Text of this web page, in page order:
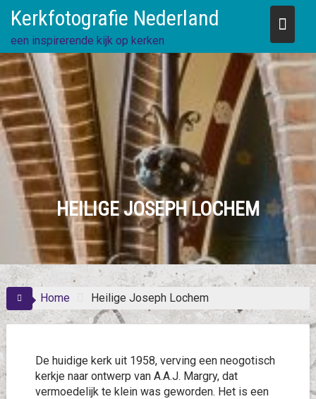
content
Kerkfotografie Nederland
een inspirerende kijk op kerken
HEILIGE JOSEPH LOCHEM
Home Heilige Joseph Lochem
De huidige kerk uit 1958, verving een neogotisch
kerkje naar ontwerp van A.A.J. Margry, dat
vermoedelijk te klein was geworden. Het is een